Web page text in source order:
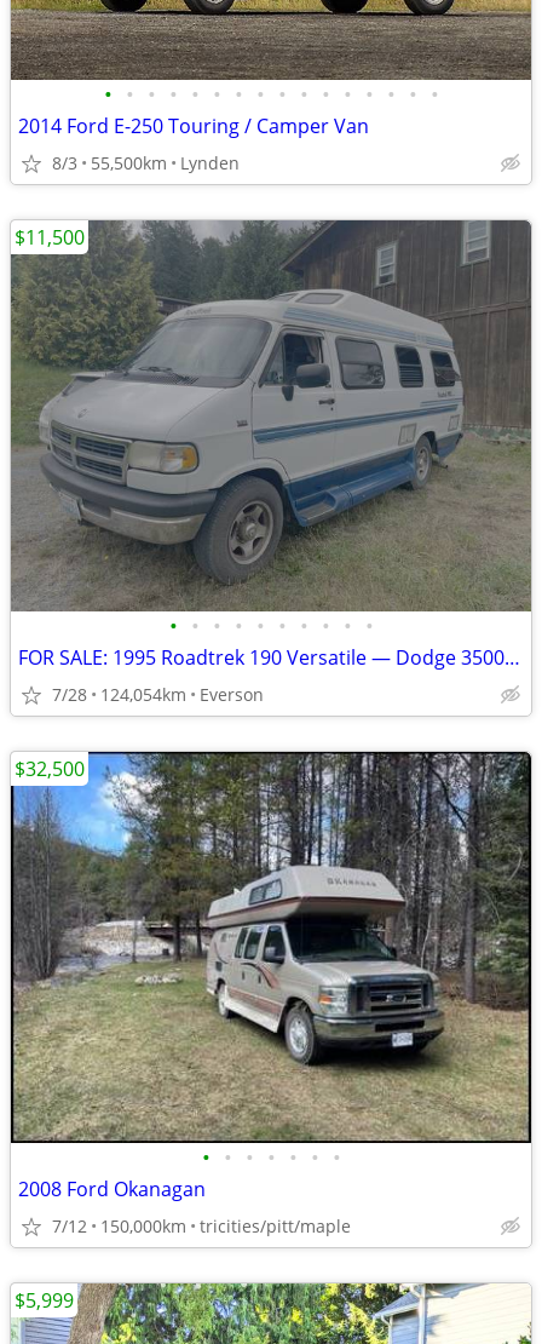
• • • • • • • • • • • • • • • •
2014 Ford E-250 Touring / Camper Van
8/3 55,500km Lynden
• • • • • • • • • •
FOR SALE: 1995 Roadtrek 190 Versatile — Dodge 3500 — 5.2L
7/28 124,054km Everson
$11,500
• • • • • • •
2008 Ford Okanagan
7/12 150,000km tricities/pitt/maple
$32,500
$5,999